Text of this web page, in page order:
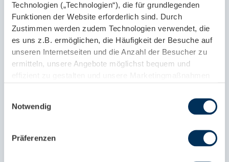
Technologien („Technologien“), die für grundlegenden
Funktionen der Website erforderlich sind. Durch
Zustimmen werden zudem Technologien verwendet, die
es uns z.B. ermöglichen, die Häufigkeit der Besuche auf
unseren Internetseiten und die Anzahl der Besucher zu
ermitteln, unsere Angebote möglichst bequem und
Datenübertragungen an Drittanbieter beinhalten, die in
Ländern ohne angemessenes Datenschutzniveau (z.B.
einwilligungsbasierten Technologien können einzeln
Notwendig
Präferenzen